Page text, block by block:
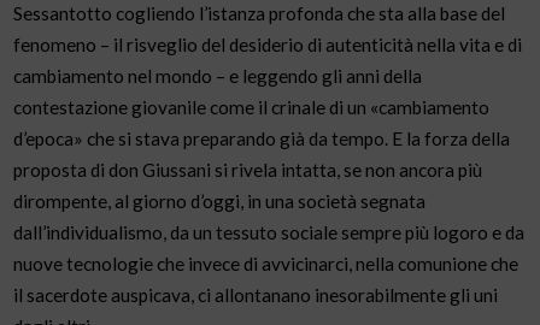
Sessantotto cogliendo l’istanza profonda che sta alla base del
fenomeno – il risveglio del desiderio di autenticità nella vita e di
cambiamento nel mondo – e leggendo gli anni della
contestazione giovanile come il crinale di un «cambiamento
d’epoca» che si stava preparando già da tempo. E la forza della
proposta di don Giussani si rivela intatta, se non ancora più
dirompente, al giorno d’oggi, in una società segnata
dall’individualismo, da un tessuto sociale sempre più logoro e da
nuove tecnologie che invece di avvicinarci, nella comunione che
il sacerdote auspicava, ci allontanano inesorabilmente gli uni